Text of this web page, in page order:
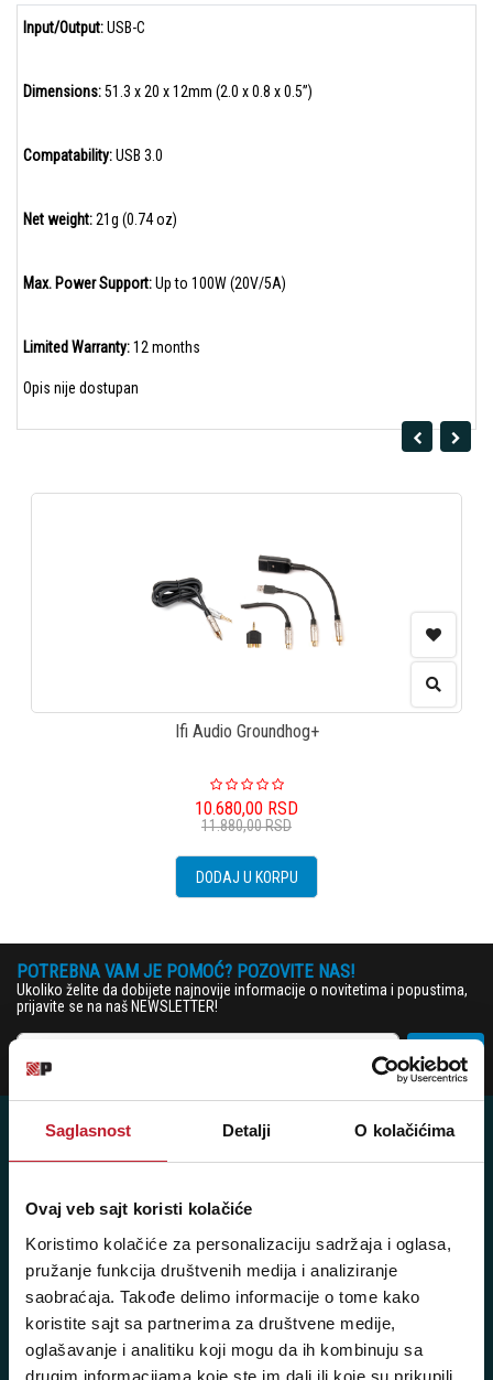
Saglasnost Detalji O kolačićima
Ovaj veb sajt koristi kolačiće
Koristimo kolačiće za personalizaciju sadržaja i oglasa,
pružanje funkcija društvenih medija i analiziranje
saobraćaja. Takođe delimo informacije o tome kako
koristite sajt sa partnerima za društvene medije,
oglašavanje i analitiku koji mogu da ih kombinuju sa
drugim informacijama koje ste im dali ili koje su prikupili
Input/Output:USB-C
Dimensions:51.3 x 20 x 12mm (2.0 x 0.8 x 0.5”)
Compatability:USB 3.0
Net weight:21g (0.74 oz)
Max. Power Support:Up to 100W (20V/5A)
Limited Warranty:12 months
Opis nije dostupan
Ifi Audio Groundhog+
10.680,00 RSD
11.880,00RSD
DODAJ U KORPU
POTREBNA VAM JE POMOĆ? POZOVITE NAS!
Ukoliko želite da dobijete najnovije informacije o novitetima i popustima,
prijavite se na naš NEWSLETTER!
Prijavi
Posetite nas: Svetogorska 9,
11103 Beograd, Srbija
Pišite nam: info@player.rs
Pozovite nas: +381 11 33-47-615
Sms/Viber/WhatsApp